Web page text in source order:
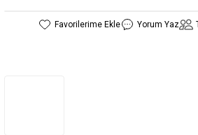
Yorum Yaz